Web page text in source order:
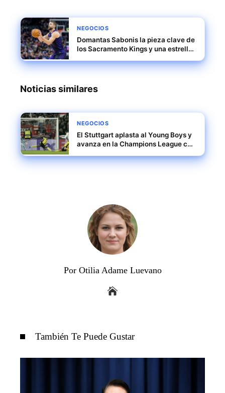
NEGOCIOS
Domantas Sabonis la pieza clave de
los Sacramento Kings y una estrella
Noticias similares
NEGOCIOS
El Stuttgart aplasta al Young Boys y
avanza en la Champions League con
Por Otilia Adame Luevano
También Te Puede Gustar